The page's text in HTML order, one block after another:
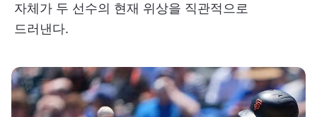
자체가 두 선수의 현재 위상을 직관적으로
드러낸다.